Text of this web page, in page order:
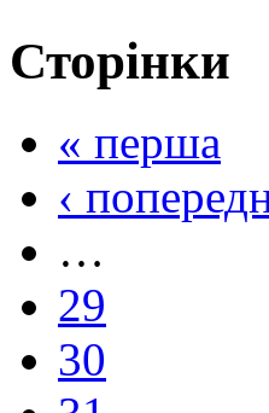
Сторінки
« перша
‹
…
29
30